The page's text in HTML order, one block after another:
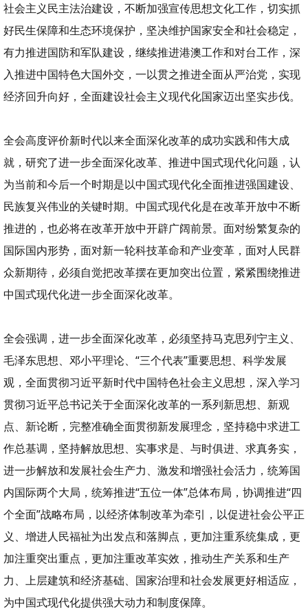
社会主义民主法治建设，不断加强宣传思想文化工作，切实抓
好民生保障和生态环境保护，坚决维护国家安全和社会稳定，
有力推进国防和军队建设，继续推进港澳工作和对台工作，深
入推进中国特色大国外交，一以贯之推进全面从严治党，实现
经济回升向好，全面建设社会主义现代化国家迈出坚实步伐。
全会高度评价新时代以来全面深化改革的成功实践和伟大成
就，研究了进一步全面深化改革、推进中国式现代化问题，认
为当前和今后一个时期是以中国式现代化全面推进强国建设、
民族复兴伟业的关键时期。中国式现代化是在改革开放中不断
推进的，也必将在改革开放中开辟广阔前景。面对纷繁复杂的
国际国内形势，面对新一轮科技革命和产业变革，面对人民群
众新期待，必须自觉把改革摆在更加突出位置，紧紧围绕推进
中国式现代化进一步全面深化改革。
全会强调，进一步全面深化改革，必须坚持马克思列宁主义、
毛泽东思想、邓小平理论、“三个代表”重要思想、科学发展
观，全面贯彻习近平新时代中国特色社会主义思想，深入学习
贯彻习近平总书记关于全面深化改革的一系列新思想、新观
点、新论断，完整准确全面贯彻新发展理念，坚持稳中求进工
作总基调，坚持解放思想、实事求是、与时俱进、求真务实，
进一步解放和发展社会生产力、激发和增强社会活力，统筹国
内国际两个大局，统筹推进“五位一体”总体布局，协调推进“四
个全面”战略布局，以经济体制改革为牵引，以促进社会公平正
义、增进人民福祉为出发点和落脚点，更加注重系统集成，更
加注重突出重点，更加注重改革实效，推动生产关系和生产
力、上层建筑和经济基础、国家治理和社会发展更好相适应，
为中国式现代化提供强大动力和制度保障。